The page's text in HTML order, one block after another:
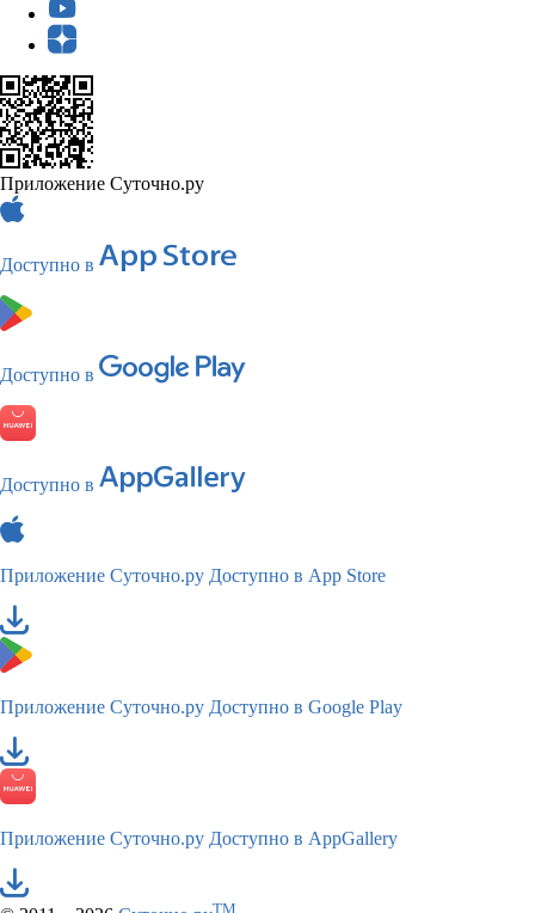
Приложение Суточно.ру
Доступно в
Доступно в
Доступно в
Приложение Суточно.ру Доступно в App Store
Приложение Суточно.ру Доступно в Google Play
Приложение Суточно.ру Доступно в AppGallery
TM